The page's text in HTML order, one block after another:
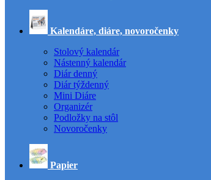
Kalendáre, diáre, novoročenky
Stolový kalendár
Nástenný kalendár
Diár denný
Diár týždenný
Mini Diáre
Organizér
Podložky na stôl
Novoročenky
Papier